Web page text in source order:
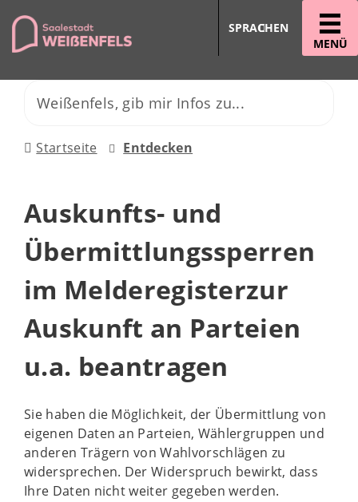
MENÜ
SPRACHEN
Startseite Entdecken
Auskunfts- und
Übermittlungssperren
im Melderegisterzur
Auskunft an Parteien
u.a. beantragen
Sie haben die Möglichkeit, der Übermittlung von
eigenen Daten an Parteien, Wählergruppen und
anderen Trägern von Wahlvorschlägen zu
widersprechen. Der Widerspruch bewirkt, dass
Ihre Daten nicht weiter gegeben werden.